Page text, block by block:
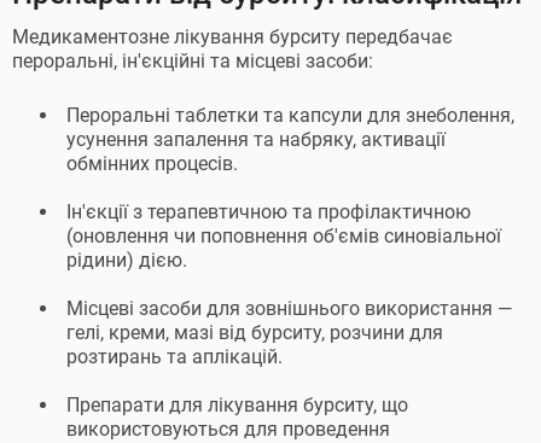
Медикаментозне лікування бурситу передбачає
пероральні, ін'єкційні та місцеві засоби:
Пероральні таблетки та капсули для знеболення,
усунення запалення та набряку, активації
обмінних процесів.
Ін'єкції з терапевтичною та профілактичною
(оновлення чи поповнення об'ємів синовіальної
рідини) дією.
Місцеві засоби для зовнішнього використання —
гелі, креми, мазі від бурситу, розчини для
розтирань та аплікацій.
Препарати для лікування бурситу, що
використовуються для проведення